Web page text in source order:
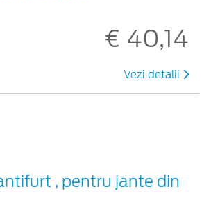
€ 40,14
Vezi detalii
, pentru jante din